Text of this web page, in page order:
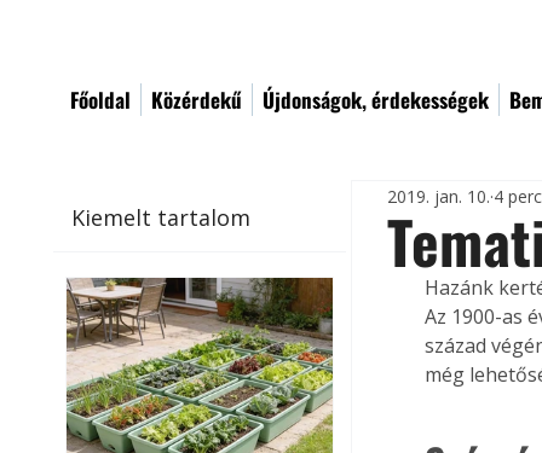
Főoldal Közérdekű Újdonságok, érdekességek
Kiemelt tartalom
2019. jan. 10. 4
Hazánk
Az 1900-as
század
még